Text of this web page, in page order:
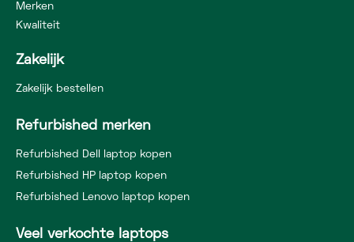
Merken
Kwaliteit
Zakelijk
Zakelijk bestellen
Refurbished merken
Refurbished Dell laptop kopen
Refurbished HP laptop kopen
Refurbished Lenovo laptop kopen
Veel verkochte laptops